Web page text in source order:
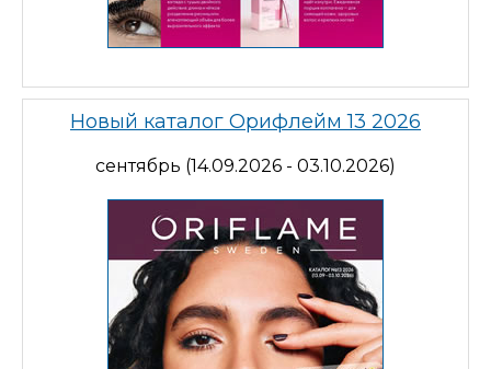
Новый каталог Орифлейм 13 2026
сентябрь (14.09.2026 - 03.10.2026)